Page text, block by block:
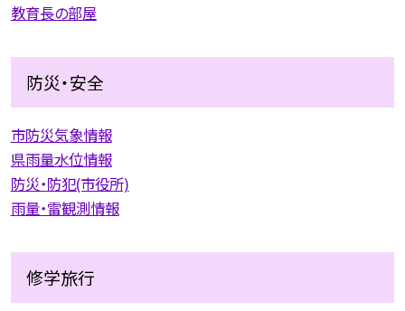
教育長の部屋
防災・安全
市防災気象情報
県雨量水位情報
防災・防犯(市役所)
雨量・雷観測情報
修学旅行